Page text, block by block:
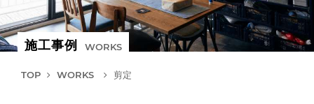
施工事例 WORKS
TOP WORKS 剪定